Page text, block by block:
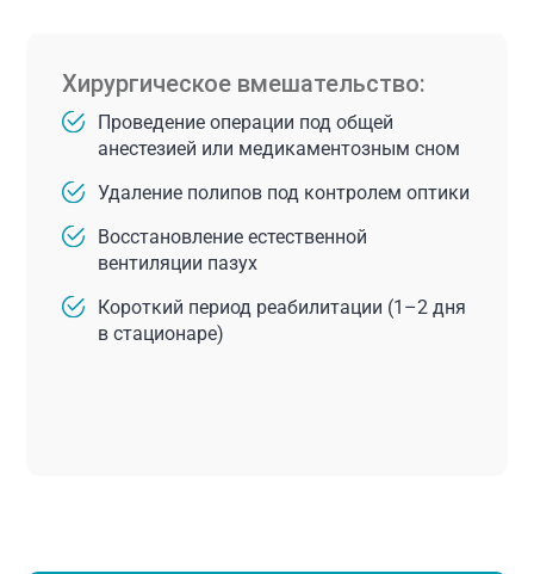
Хирургическое вмешательство:
Проведение операции под общей
анестезией или медикаментозным сном
Удаление полипов под контролем оптики
Восстановление естественной
вентиляции пазух
Короткий период реабилитации (1–2 дня
в стационаре)